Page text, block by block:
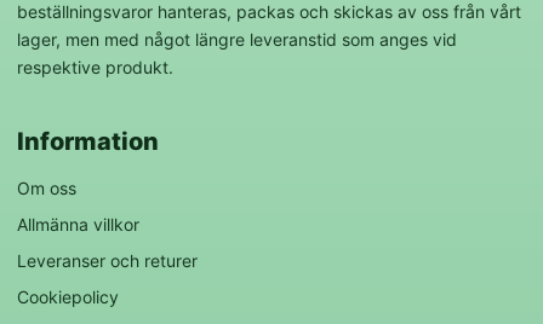
beställningsvaror hanteras, packas och skickas av oss från vårt
lager, men med något längre leveranstid som anges vid
respektive produkt.
Information
Om oss
Allmänna villkor
Leveranser och returer
Cookiepolicy